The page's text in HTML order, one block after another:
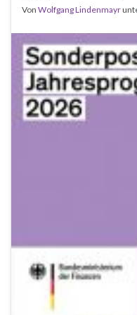
Von Wolfgang Lindenmayr